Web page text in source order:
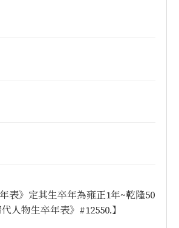
表》定其生卒年為雍正1年~乾隆50
人物生卒年表》#12550.】